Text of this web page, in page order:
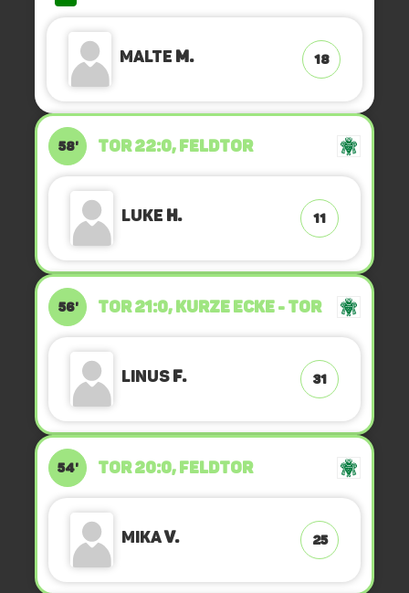
Malte M. 18
58' TOR 22:0, FELDTOR
Luke H. 11
56' TOR 21:0, KURZE ECKE - TOR
LinusF. 31
54' TOR 20:0, FELDTOR
MikaV. 25